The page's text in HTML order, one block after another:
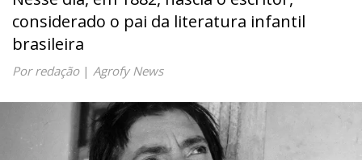
considerado o pai da literatura infantil
brasileira
Por redação| Agrofy News